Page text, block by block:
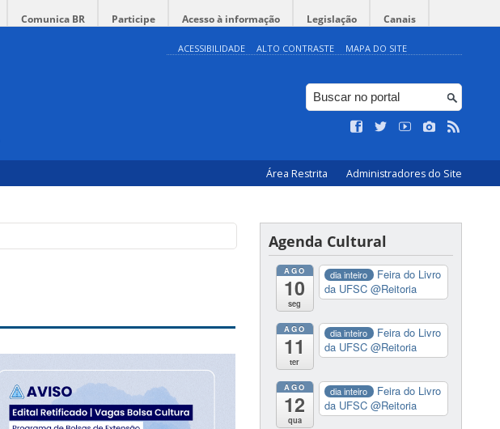
Comunica BR Participe Acesso à informação Legislação Canais
ACESSIBILIDADE ALTO CONTRASTE MAPA DO SITE
Área Restrita Administradores do Site
Agenda Cultural
AGO
10
seg
dia inteiro
Feira do Livro
da UFSC @Reitoria
AGO
11
ter
dia inteiro
Feira do Livro
da UFSC @Reitoria
AGO
12
qua
dia inteiro
Feira do Livro
da UFSC @Reitoria